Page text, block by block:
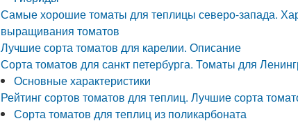
Самые хорошие томаты для теплицы северо-запада.
выращивания томатов
Лучшие сорта томатов для карелии. Описание
Сорта томатов для санкт петербурга. Томаты для
Основные характеристики
Рейтинг сортов томатов для теплиц. Лучшие сорта
Сорта томатов для теплиц из поликарбоната